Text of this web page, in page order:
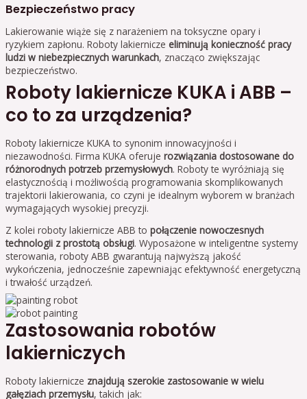
Bezpieczeństwo pracy
Lakierowanie wiąże się z narażeniem na toksyczne opary i
ryzykiem zapłonu. Roboty lakiernicze eliminują konieczność pracy
ludzi w niebezpiecznych warunkach, znacząco zwiększając
bezpieczeństwo.
Roboty lakiernicze KUKA i ABB –
co to za urządzenia?
Roboty lakiernicze KUKA to synonim innowacyjności i
niezawodności. Firma KUKA oferuje rozwiązania dostosowane do
różnorodnych potrzeb przemysłowych. Roboty te wyróżniają się
elastycznością i możliwością programowania skomplikowanych
trajektorii lakierowania, co czyni je idealnym wyborem w branżach
wymagających wysokiej precyzji.
Z kolei roboty lakiernicze ABB to połączenie nowoczesnych
technologii z prostotą obsługi. Wyposażone w inteligentne systemy
sterowania, roboty ABB gwarantują najwyższą jakość
wykończenia, jednocześnie zapewniając efektywność energetyczną
i trwałość urządzeń.
Zastosowania robotów
lakierniczych
Roboty lakiernicze znajdują szerokie zastosowanie w wielu
gałęziach przemysłu, takich jak: